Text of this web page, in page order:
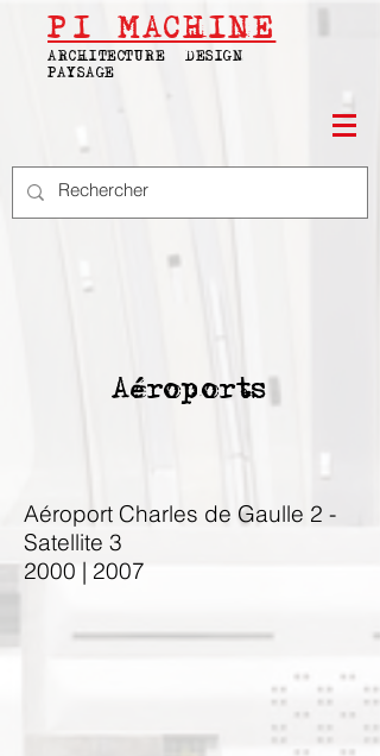
PIMACHINE
ARCHITECTURE | DESIGN |
PAYSAGE
Aéroports
Aéroport Charles de Gaulle 2 -
Satellite 3
2000 | 2007